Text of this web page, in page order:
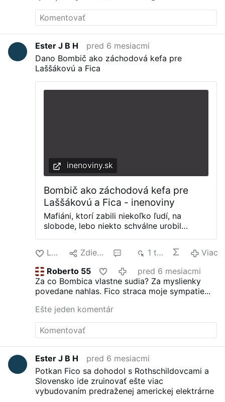
Ester J B H
pred 6 mesiacmi
Dano Bombič ako záchodová kefa pre
Laššákovú a Fica
inenoviny.sk
Bombič ako záchodová kefa pre
Laššákovú a Fica - inenoviny
Mafiáni, ktorí zabili niekoľko ľudí, na
slobode, lebo niekto schválne urobil
sedí vo väzení za napísanie knihy, rovnako
začína svoj pobyt vo väzení aj Daniel
Bombič. Obaja vďaka extremistickému
zákonu, ktorý zaviedol Harabin po
príchode z Izraela a posilnila ho
novelizáciami smerácka vláda. Bombič
pred voľbami propagoval SMER-SD,
Harabina…teraz vďaka ich zákonom sedí
vo väzení. BOMBIC AKO ZÁCHODOVÁ
KEFA PRE FICA A LAŠŠÁKOVÚ! Použili ho
na to, na čo sa používa záchodová kefa a
keď bol už nepoužiteľný a zbytočný, tak
sa ho proste zbavili. Najviac sa smejem na
jeho fanúšikoch, ktorí zvolili Laššákovú do
EÚ parlamentu, kde ona berie mesačne 20
tisíc a užíva si kráľovský život, avšak
Lajk Zdielať 1 tis.
Viac
Roberto 55
pred 6 mesiacmi
Za co Bombica vlastne sudia? Za myslienky
povedane nahlas. Fico straca moje sympatie...
Ešte jeden komentár
Ester J B H
pred 6 mesiacmi
Potkan Fico sa dohodol s Rothschildovcami a
Slovensko ide zruinovať ešte viac
vybudovaním predraženej americkej elektrárne